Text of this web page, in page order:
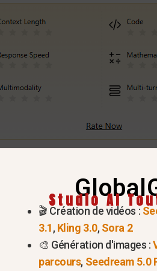
Essayez VEO 3.1
les
Studio AI
🎬 Création de vidéos :
3.1,Kling 3.0,Sora 2
🎨 Génération d'images :
parcours, Seedream 5.0